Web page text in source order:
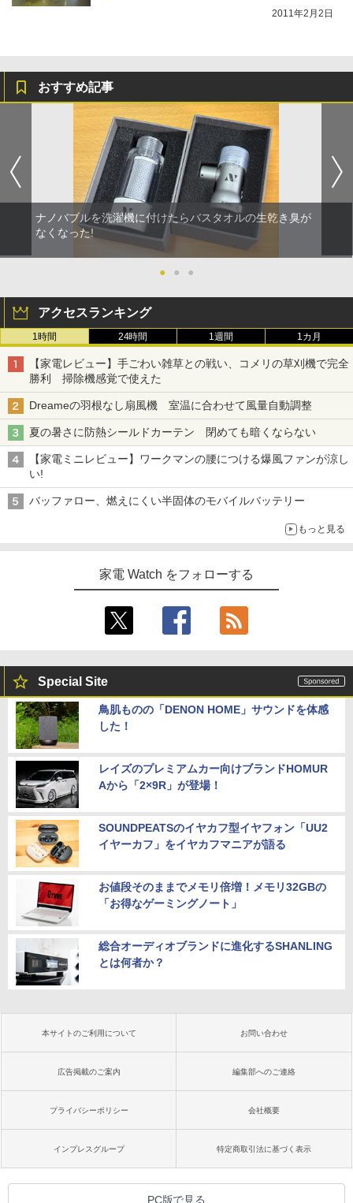
2011年2月2日
おすすめ記事
ナノバブルを洗濯機に付けたらバスタオルの生乾き臭が
なくなった!
● ● ●
アクセスランキング
1時間 24時間 1週間 1カ月
【家電レビュー】手ごわい雑草との戦い、コメリの草刈機で完全
勝利 掃除機感覚で使えた
Dreameの羽根なし扇風機 室温に合わせて風量自動調整
夏の暑さに防熱シールドカーテン 閉めても暗くならない
【家電ミニレビュー】ワークマンの腰につける爆風ファンが涼し
い!
バッファロー、燃えにくい半固体のモバイルバッテリー
もっと見る
家電 Watch をフォローする
Special Site
鳥肌ものの「DENON HOME」サウンドを体感
した！
レイズのプレミアムカー向けブランドHOMUR
Aから「2×9R」が登場！
SOUNDPEATSのイヤカフ型イヤフォン「UU2
イヤーカフ」をイヤカフマニアが語る
お値段そのままでメモリ倍増！メモリ32GBの
「お得なゲーミングノート」
総合オーディオブランドに進化するSHANLING
とは何者か？
本サイトのご利用について お問い合わせ
広告掲載のご案内 編集部へのご連絡
プライバシーポリシー 会社概要
インプレスグループ 特定商取引法に基づく表示
PC版で見る